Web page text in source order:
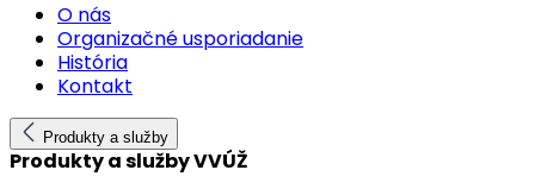
O nás
Organizačné usporiadanie
História
Kontakt
Produkty a služby
Produkty a služby VVÚŽ